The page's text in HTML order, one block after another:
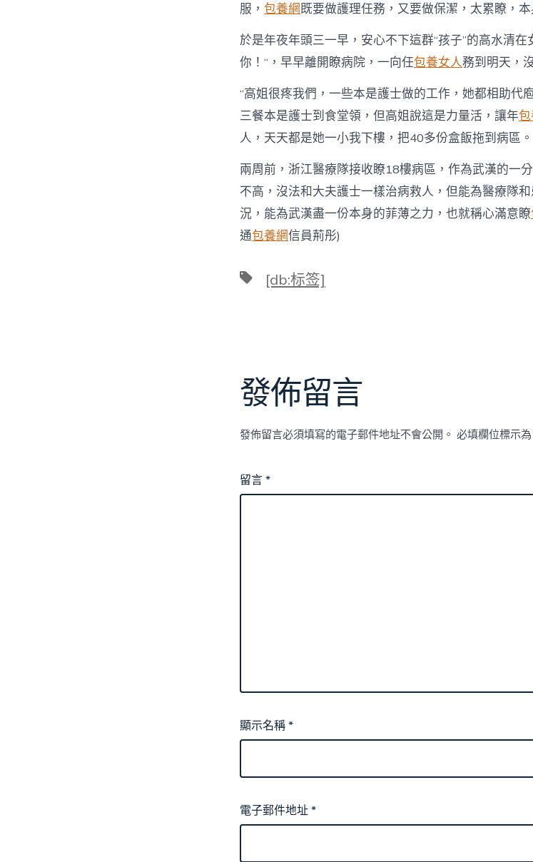
服， 包養網既要做護理任務，又要做保潔，太累瞭，本
於是年夜年頭三一早，安心不下這群“孩子”的高水清
你！“，早早離開瞭病院，一向任包養女人務到明天，
“高姐很疼我們，一些本是護士做的工作，她都相助代
三餐本是護士到食堂領，但高姐說這是力量活，讓年
人，天天都是她一小我下樓，把40多份盒飯拖到病區。
兩周前，浙江醫療隊接收瞭18樓病區，作為武漢的一
不高，沒法和大夫護士一樣治病救人，但能為醫療隊
況，能為武漢盡一份本身的菲薄之力，也就稱心滿意瞭
通包養網信員荊彤)
標 [db:标签]
發佈留言
發佈留言必須填寫的電子郵件地址不會公開。 必填欄位標示為
留言*
顯示名稱*
電子郵件地址*